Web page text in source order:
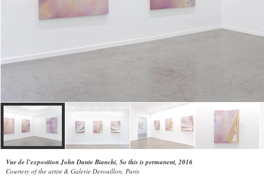
Vue de l’exposition John Dante Bianchi, So this is permanent, 2016
Courtesy of the artist & Galerie Derouillon, Paris